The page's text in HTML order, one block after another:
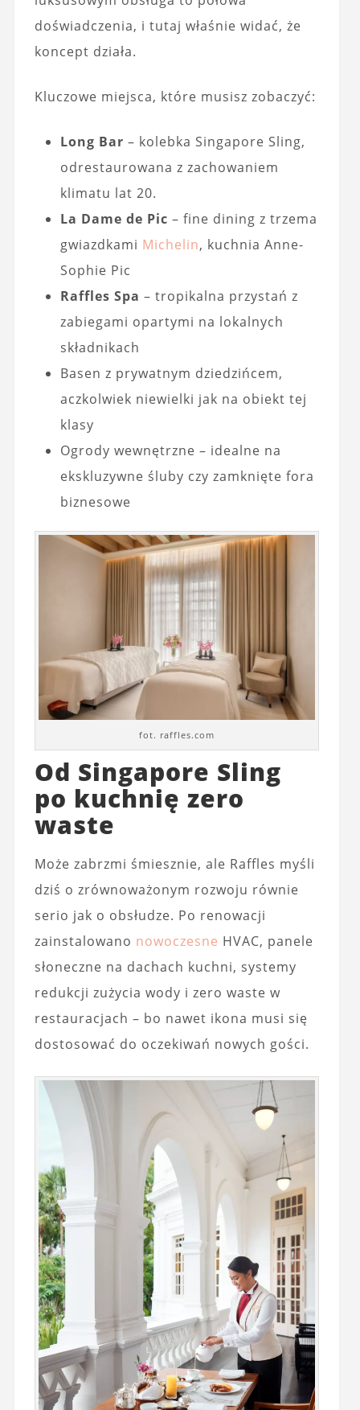
doświadczenia, i tutaj właśnie widać, że
koncept działa.
Kluczowe miejsca, które musisz zobaczyć:
Long Bar – kolebka Singapore Sling,
odrestaurowana z zachowaniem
klimatu lat 20.
La Dame de Pic – fine dining z trzema
gwiazdkami Michelin, kuchnia Anne-
Sophie Pic
Raffles Spa – tropikalna przystań z
zabiegami opartymi na lokalnych
składnikach
Basen z prywatnym dziedzińcem,
aczkolwiek niewielki jak na obiekt tej
klasy
Ogrody wewnętrzne – idealne na
ekskluzywne śluby czy zamknięte fora
biznesowe
fot. raffles.com
Od Singapore Sling
po kuchnię zero
waste
Może zabrzmi śmiesznie, ale Raffles myśli
dziś o zrównoważonym rozwoju równie
serio jak o obsłudze. Po renowacji
zainstalowano nowoczesne HVAC, panele
słoneczne na dachach kuchni, systemy
redukcji zużycia wody i zero waste w
restauracjach – bo nawet ikona musi się
dostosować do oczekiwań nowych gości.